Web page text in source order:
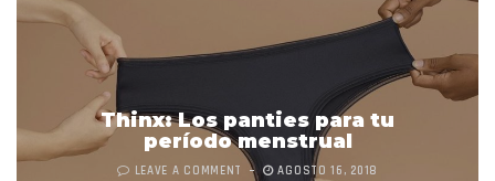
Thinx: Los panties para tu
período menstrual
LEAVE A COMMENT AGOSTO 16, 2018